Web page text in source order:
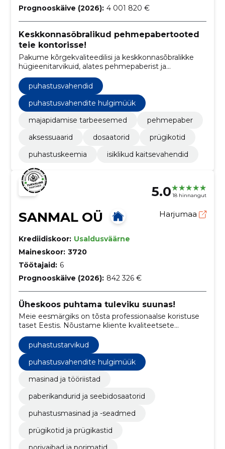
Prognooskäive (2026): 4 001 820 €
Keskkonnasõbralikud pehmepabertooted
teie kontorisse!
Pakume kõrgekvaliteedilisi ja keskkonnasõbralikke
hügieenitarvikuid, alates pehmepaberist ja
isikukaitsevahenditeni.
puhastusvahendid
puhastusvahendite hulgimüük
majapidamise tarbeesemed
pehmepaber
aksessuaarid
dosaatorid
prügikotid
puhastuskeemia
isiklikud kaitsevahendid
5.0 18 hinnangut
SANMAL OÜ Harjumaa
Krediidiskoor: Usaldusväärne
Maineskoor: 3720
Töötajaid: 6
Prognooskäive (2026): 842 326 €
Üheskoos puhtama tuleviku suunas!
Meie eesmärgiks on tõsta professionaalse koristuse
taset Eestis. Nõustame kliente kvaliteetsete
puhastuslahenduste leidmisel.
puhastustarvikud
puhastusvahendite hulgimüük
masinad ja tööriistad
paberikandurid ja seebidosaatorid
puhastusmasinad ja -seadmed
prügikotid ja prügikastid